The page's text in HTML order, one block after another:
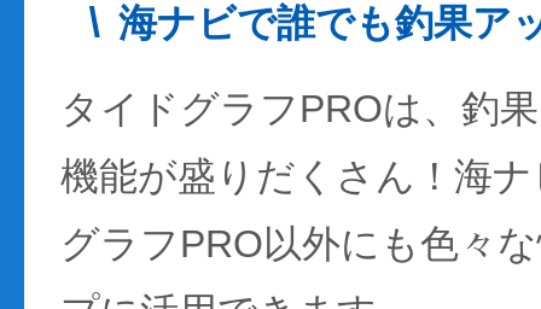
海ナビで誰でも釣果ア
タイドグラフPROは、釣
機能が盛りだくさん！海
グラフPRO以外にも色々